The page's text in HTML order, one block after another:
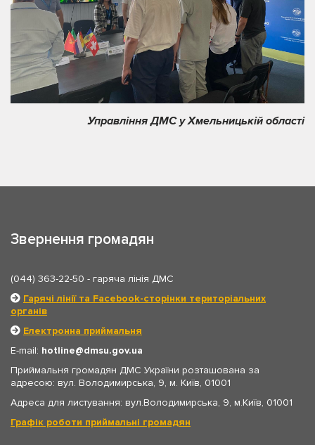
Управління ДМС у Хмельницькій області
Звернення громадян
(044) 363-22-50 - гаряча лінія ДМС
Гарячі лінії та Facebook-сторінки територіальних
органів
Електронна приймальня
E-mail: hotline
dmsu.gov.ua
Приймальня громадян ДМС України розташована за
адресою: вул. Володимирська, 9, м. Київ, 01001
Адреса для листування: вул.Володимирська, 9, м.Київ, 01001
Графік роботи приймальні громадян